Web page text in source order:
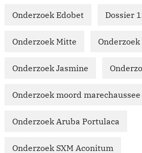
Onderzoek Edobet Dossier
Onderzoek Mitte
Onderzoek Jasmine
Onderzoek moord marechaussee
Onderzoek Aruba Portulaca
Onderzoek SXM Aconitum